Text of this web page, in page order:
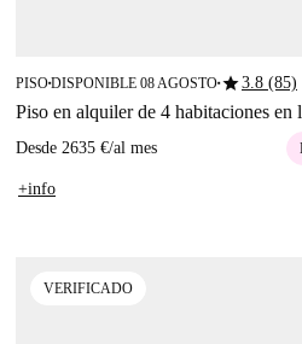
PISO■DISPONIBLE 08 AGOSTO■star3.8 (85)
Piso en alquiler de 4 habitaciones en
Desde 2635 €/al mes
+info
VERIFICADO